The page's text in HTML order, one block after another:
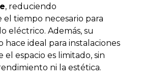
, reduciendo
tiempo necesario para
eléctrico. Además, su
hace ideal para instalaciones
el espacio es limitado, sin
ni la estética.